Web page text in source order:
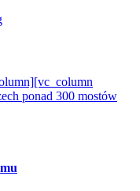
ponad 300 mostów